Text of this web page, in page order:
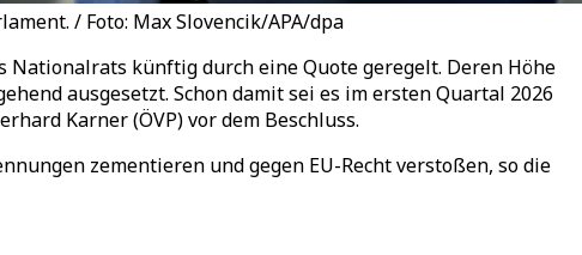
/ Foto: Max Slovencik/APA/dpa
Nationalrats künftig durch eine Quote geregelt. Deren Höhe
ausgesetzt. Schon damit sei es im ersten Quartal 2026
Karner (ÖVP) vor dem Beschluss.
zementieren und gegen EU-Recht verstoßen, so die